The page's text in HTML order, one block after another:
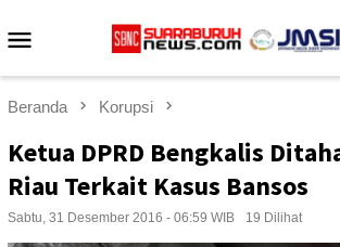
ke
Beranda Korupsi
Ketua DPRD Bengkalis
Riau Terkait Kasus Bansos
Sabtu, 31 Desember 2016 - 06:59 WIB 19 Dilihat